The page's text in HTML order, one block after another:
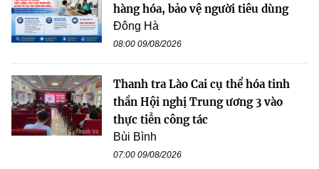
hàng hóa, bảo vệ người tiêu dùng
Đông Hà
08:00 09/08/2026
Thanh tra Lào Cai cụ thể hóa tinh
thần Hội nghị Trung ương 3 vào
thực tiễn công tác
Bùi Bình
07:00 09/08/2026